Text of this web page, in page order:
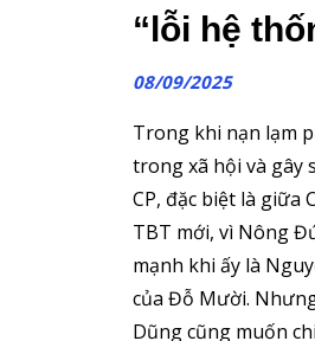
“lỗi hệ
08/09/2025
Trong khi nạn lạm
trong xã hội và gây
CP, đặc biệt là giữa
TBT mới, vì Nông
mạnh khi ấy là
của Đỗ Mười.
Dũng cũng muốn